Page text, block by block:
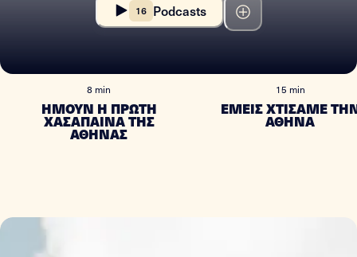
16 Podcasts
8 min
ΗΜΟΥΝ Η ΠΡΩΤΗ
ΧΑΣΑΠΑΙΝΑ ΤΗΣ
ΑΘΗΝΑΣ
15 min
ΕΜΕΙΣ ΧΤΙΣΑΜΕ
ΑΘΗΝΑ